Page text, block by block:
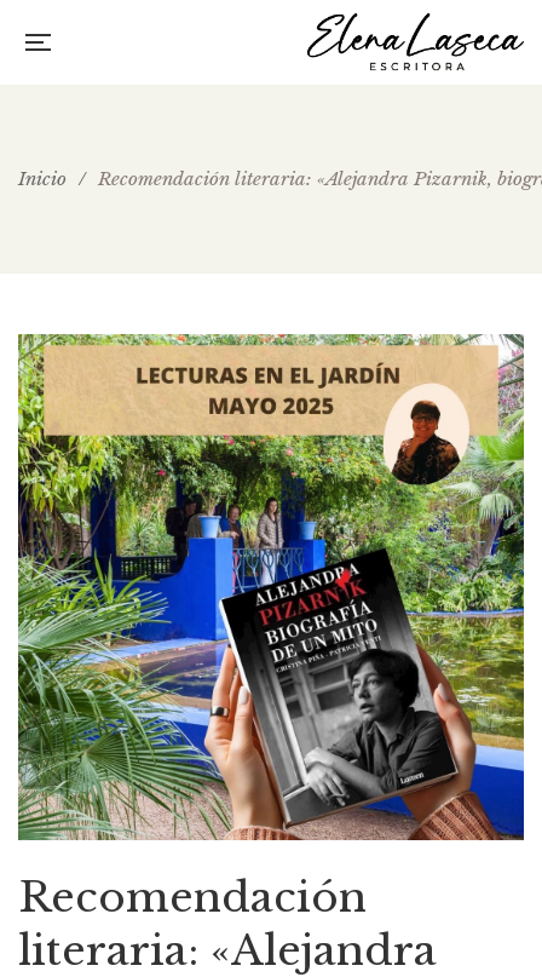
Inicio / Recomendación literaria: «Alejandra Pizarnik,
Recomendación
literaria: «Alejandra